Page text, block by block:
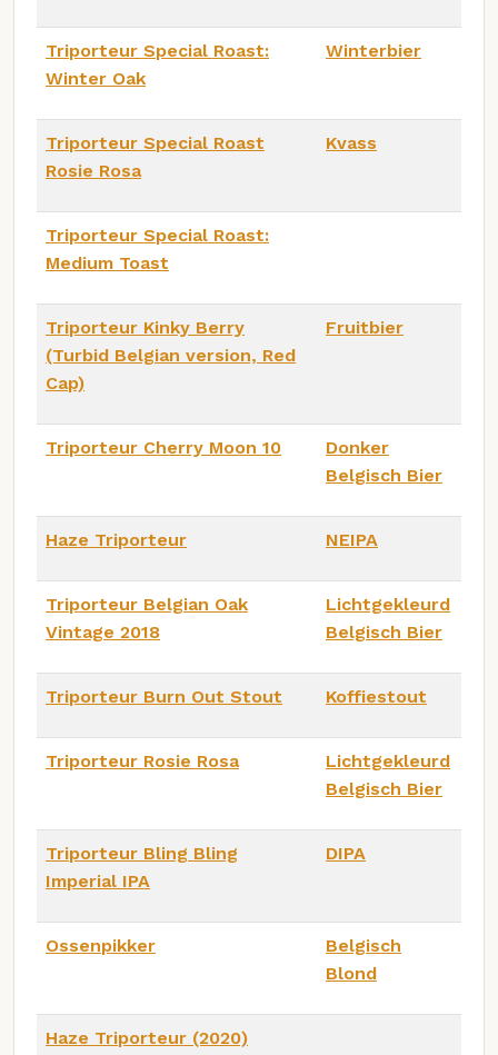
Triporteur Special Roast:
Winter Oak
Winterbier
Triporteur Special Roast
Rosie Rosa
Kvass
Triporteur Special Roast:
Medium Toast
Triporteur Kinky Berry
(Turbid Belgian version, Red
Cap)
Fruitbier
Triporteur Cherry Moon 10
Donker
Belgisch Bier
Haze Triporteur NEIPA
Triporteur Belgian Oak
Vintage 2018
Lichtgekleurd
Belgisch Bier
Triporteur Burn Out Stout Koffiestout
Triporteur Rosie Rosa
Lichtgekleurd
Belgisch Bier
Triporteur Bling Bling
Imperial IPA
DIPA
Ossenpikker
Belgisch
Blond
Haze Triporteur (2020)